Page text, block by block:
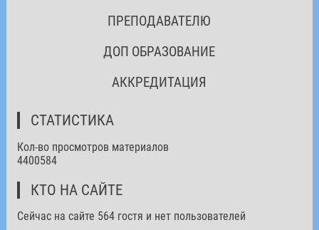
ПРЕПОДАВАТЕЛЮ
ДОП ОБРАЗОВАНИЕ
АККРЕДИТАЦИЯ
СТАТИСТИКА
Кол-во просмотров материалов
4400584
КТО НА САЙТЕ
Сейчас на сайте 564 гостя и нет пользователей